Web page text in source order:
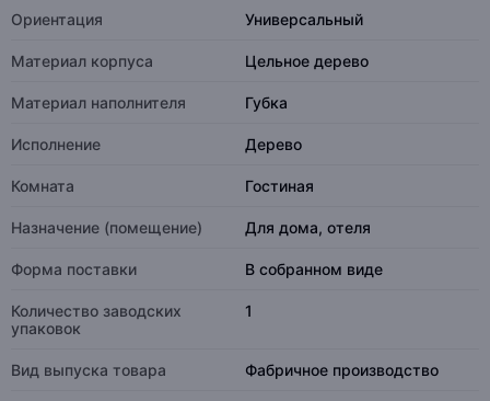
Ориентация Универсальный
Материал корпуса Цельное дерево
Материал наполнителя Губка
Исполнение Дерево
Комната Гостиная
Назначение (помещение) Для дома, отеля
Форма поставки В собранном виде
Количество заводских
упаковок
1
Вид выпуска товара Фабричное производство